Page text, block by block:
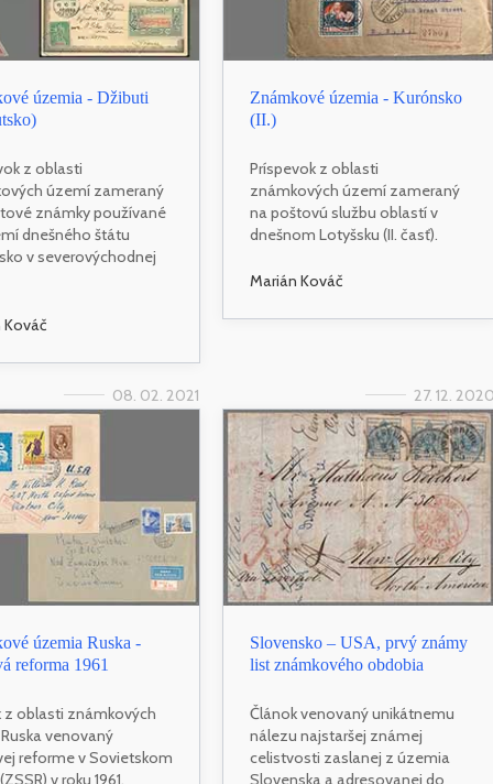
územia - Džibuti
z oblasti
území zameraný
známky používané
dnešného štátu
v severovýchodnej
Kováč
Známkové územia - Kurónsko
(II.)
Príspevok z oblasti
známkových území zameraný
na poštovú službu oblastí v
dnešnom Lotyšsku (II. časť).
Marián Kováč
08. 02. 2021
územia Ruska -
reforma 1961
z oblasti známkových
venovaný
reforme v Sovietskom
v roku 1961.
27. 12.
Slovensko – USA, prvý známy
list známkového obdobia
Článok venovaný unikátnemu
nálezu najstaršej známej
celistvosti zaslanej z územia
Slovenska a adresovanej do